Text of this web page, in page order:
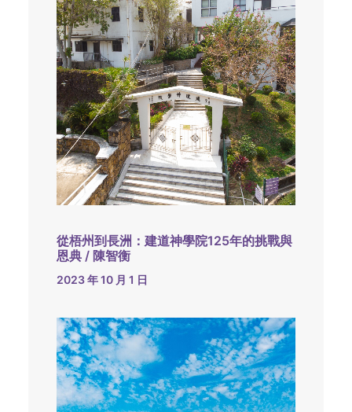
從梧州到長洲：建道神學院125年的挑戰與
恩典 / 陳智衡
2023 年 10 月 1 日